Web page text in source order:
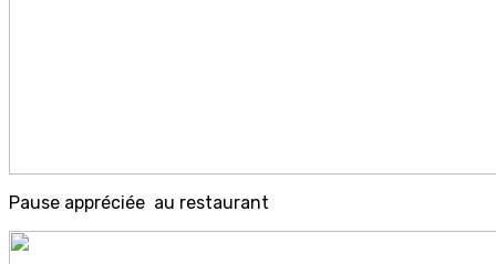
Pause appréciée au restaurant